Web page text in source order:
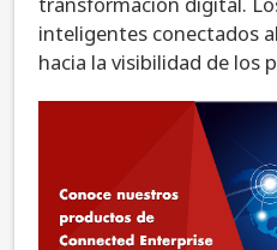
inteligentes conectados
hacia la visibilidad de los